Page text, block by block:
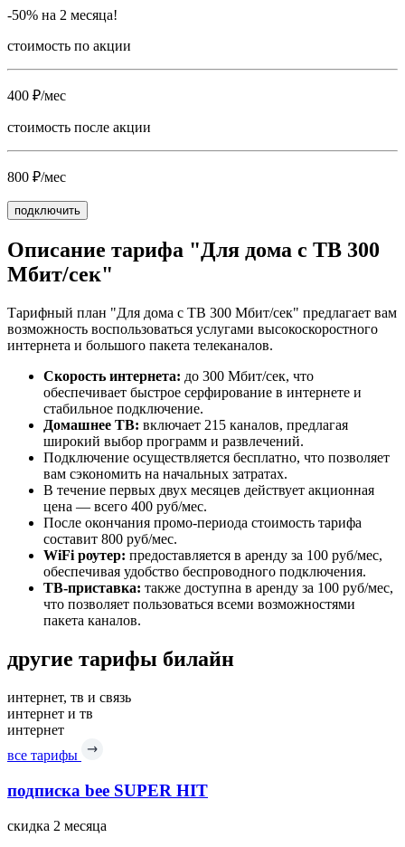
-50% на 2 месяца!
стоимость по акции
400 ₽/мес
стоимость после акции
800 ₽/мес
подключить
Описание тарифа "Для дома с ТВ 300
Мбит/сек"
Тарифный план "Для дома с ТВ 300 Мбит/сек" предлагает вам
возможность воспользоваться услугами высокоскоростного
интернета и большого пакета телеканалов.
Скорость интернета: до 300 Мбит/сек, что
обеспечивает быстрое серфирование в интернете и
стабильное подключение.
Домашнее ТВ: включает 215 каналов, предлагая
широкий выбор программ и развлечений.
Подключение осуществляется бесплатно, что позволяет
вам сэкономить на начальных затратах.
В течение первых двух месяцев действует акционная
цена — всего 400 руб/мес.
После окончания промо-периода стоимость тарифа
составит 800 руб/мес.
WiFi роутер: предоставляется в аренду за 100 руб/мес,
обеспечивая удобство беспроводного подключения.
ТВ-приставка: также доступна в аренду за 100 руб/мес,
что позволяет пользоваться всеми возможностями
пакета каналов.
другие тарифы билайн
интернет, тв и связь
интернет и тв
интернет
все тарифы
подписка bee SUPER HIT
скидка 2 месяца